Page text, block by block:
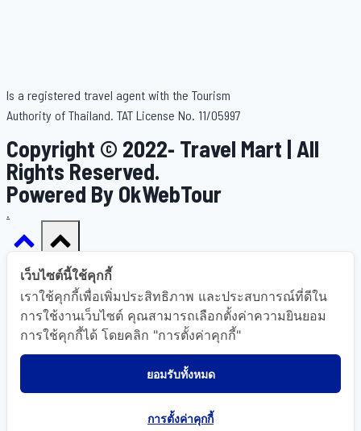
Is a registered travel agent with the Tourism
Authority of Thailand. TAT License No. 11/05997
Copyright © 2022- Travel Mart | All
Rights Reserved.
Powered By OkWebTour
.
Home
About Us
Destinations
เว็บไซต์นี้ใช้คุกกี้
เราใช้คุกกี้เพื่อเพิ่มประสิทธิภาพ และประสบการณ์ที่ดีใน
การใช้งานเว็บไซต์ คุณสามารถเลือกตั้งค่าความยินยอม
การใช้คุกกี้ได้ โดยคลิก "การตั้งค่าคุกกี้"
ยอมรับทั้งหมด
การตั้งค่าคุกกี้